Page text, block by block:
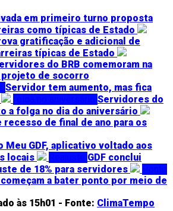
em primeiro turno proposta
como típicas de Estado
gratificação e adicional de
típicas de Estado
do BRB comemoram na
projeto de socorro
Servidor tem aumento, mas fica
Servidores do
a folga no dia do aniversário
recesso de final de ano para os
Meu GDF, aplicativo voltado aos
locais
GDF conclui
de 18% para servidores
a bater ponto por meio de
às 15h01 - Fonte: ClimaTempo